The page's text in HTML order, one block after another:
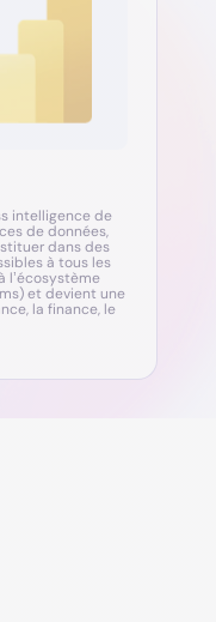
intelligence de
de données,
dans des
à tous les
l’écosystème
et devient une
la finance, le